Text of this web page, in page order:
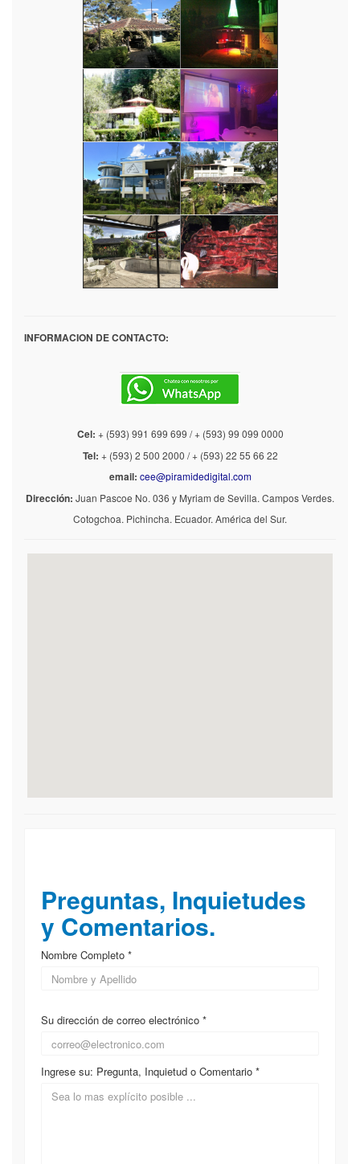
INFORMACION DE CONTACTO:
Cel: + (593) 991 699 699 / + (593) 99 099 0000
Tel: + (593) 2 500 2000 / + (593) 22 55 66 22
email: cee@piramidedigital.com
Dirección: Juan Pascoe No. 036 y Myriam de Sevilla. Campos Verdes.
Cotogchoa. Pichincha. Ecuador. América del Sur.
Preguntas, Inquietudes
y Comentarios.
Nombre Completo *
Su dirección de correo electrónico *
Ingrese su: Pregunta, Inquietud o Comentario *